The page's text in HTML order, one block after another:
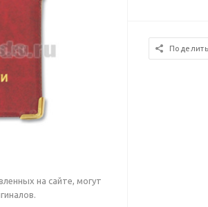
на сайте, могут